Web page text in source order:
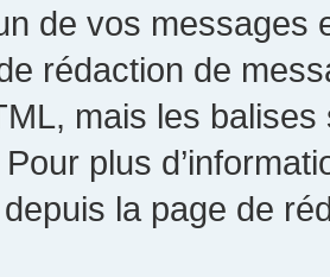
de vos messages
rédaction de
mais les
plus
la page de